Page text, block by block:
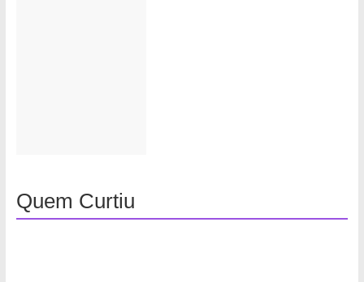
Quem Curtiu